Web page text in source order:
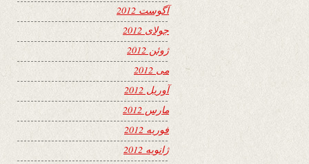
آگوست 2012
جولای 2012
ژوئن 2012
می 2012
آوریل 2012
مارس 2012
فوریه 2012
ژانویه 2012